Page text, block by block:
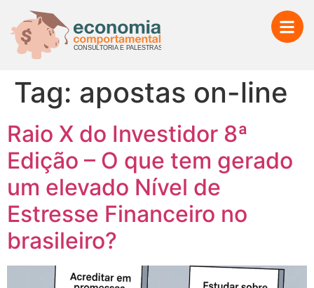
Tag: apostas on-line
Raio X do Investidor 8ª
Edição – O que tem gerado
um elevado Nível de
Estresse Financeiro no
brasileiro?